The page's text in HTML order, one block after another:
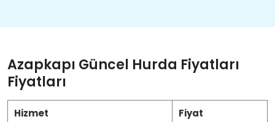
Azapkapı Güncel Hurda Fiyatları
Fiyatları
Hizmet Fiyat